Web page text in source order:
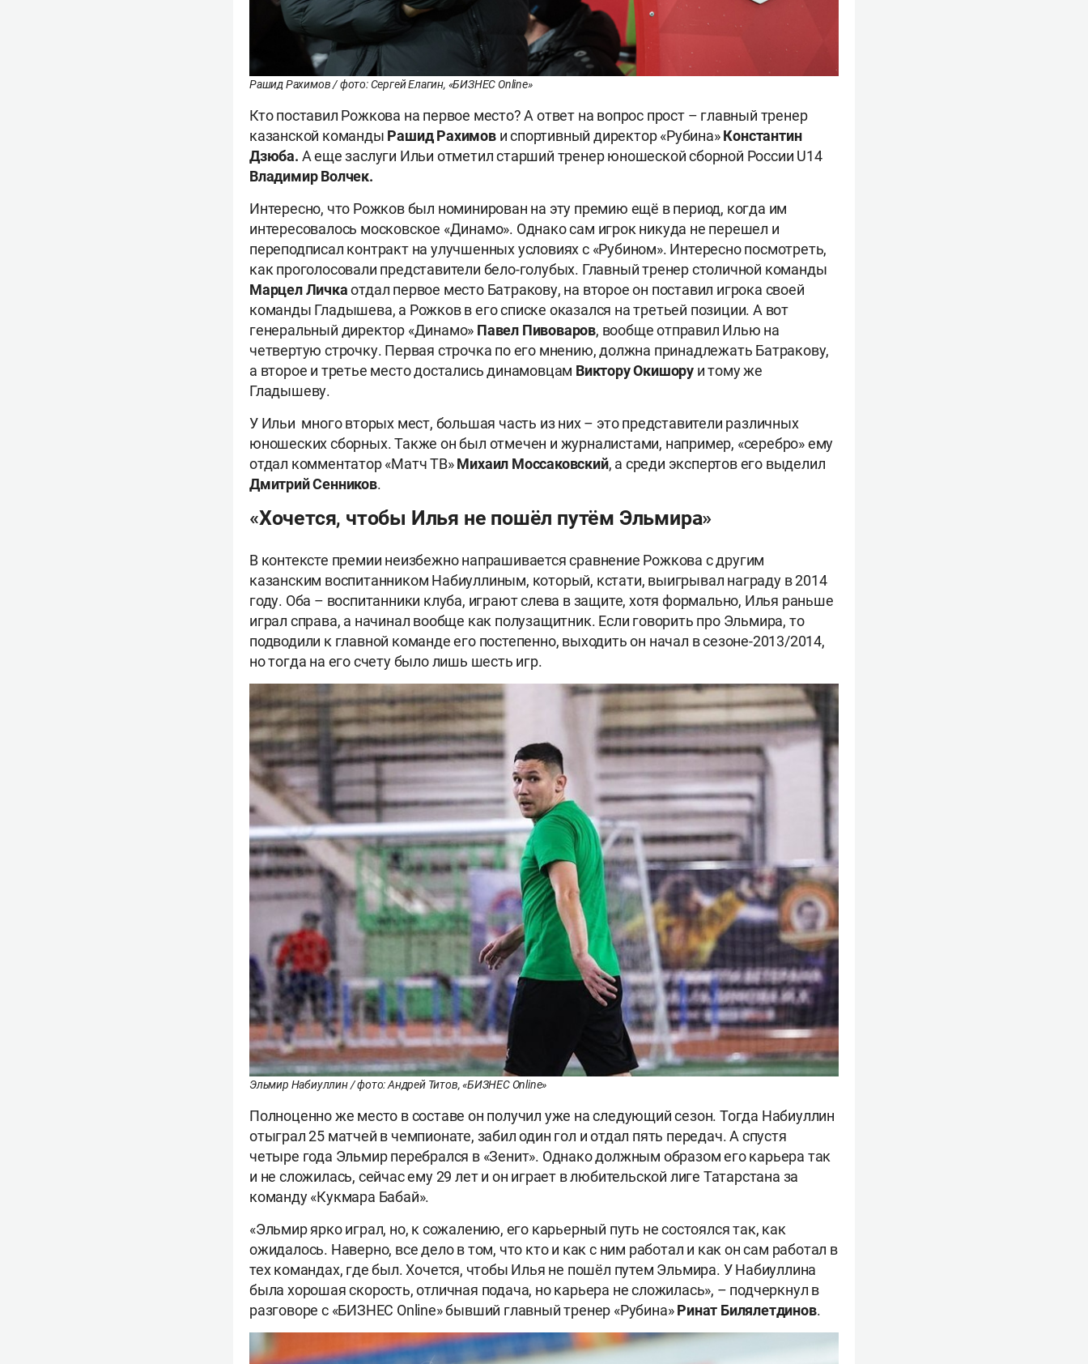
Рашид Рахимов / фото: Сергей Елагин, «БИЗНЕС Online»
Кто поставил Рожкова на первое место? А ответ на вопрос прост – главный тренер
казанской команды Рашид Рахимови спортивный директор «Рубина»Константин
Дзюба. А еще заслуги Ильи отметил старший тренер юношеской сборной России U14
Владимир Волчек.
Интересно, что Рожков был номинирован на эту премию ещё в период, когда им
интересовалось московское «Динамо». Однако сам игрок никуда не перешел и
переподписал контракт на улучшенных условиях с «Рубином». Интересно посмотреть,
как проголосовали представители бело-голубых. Главный тренер столичной команды
Марцел Личкаотдал первое место Батракову, на второе он поставил игрока своей
команды Гладышева, а Рожков в его списке оказался на третьей позиции. А вот
генеральный директор «Динамо» Павел Пивоваров, вообще отправил Илью на
четвертую строчку. Первая строчка по его мнению, должна принадлежать Батракову,
а второе и третье место достались динамовцам Виктору Окишору и тому же
Гладышеву.
У Ильи много вторых мест, большая часть из них – это представители различных
юношеских сборных. Также он был отмечен и журналистами, например, «серебро» ему
отдал комментатор «Матч ТВ»Михаил Моссаковский, а среди экспертов его выделил
Дмитрий Сенников.
«Хочется, чтобы Илья не пошёл путём Эльмира»
В контексте премии неизбежно напрашивается сравнение Рожкова с другим
казанским воспитанником Набиуллиным, который, кстати, выигрывал награду в 2014
году. Оба – воспитанники клуба, играют слева в защите, хотя формально, Илья раньше
играл справа, а начинал вообще как полузащитник. Если говорить про Эльмира, то
подводили к главной команде его постепенно, выходить он начал в сезоне-2013/2014,
но тогда на его счету было лишь шесть игр.
Эльмир Набиуллин / фото: Андрей Титов, «БИЗНЕС Online»
Полноценно же место в составе он получил уже на следующий сезон. Тогда Набиуллин
отыграл 25 матчей в чемпионате, забил один гол и отдал пять передач. А спустя
четыре года Эльмир перебрался в «Зенит». Однако должным образом его карьера так
и не сложилась, сейчас ему 29 лет и он играет в любительской лиге Татарстана за
команду «Кукмара Бабай».
«Эльмир ярко играл, но, к сожалению, его карьерный путь не состоялся так, как
ожидалось. Наверно, все дело в том, что кто и как с ним работал и как он сам работал в
тех командах, где был. Хочется, чтобы Илья не пошёл путем Эльмира. У Набиуллина
была хорошая скорость, отличная подача, но карьера не сложилась», – подчеркнул в
разговоре с «БИЗНЕС Online» бывший главный тренер «Рубина»Ринат Билялетдинов.